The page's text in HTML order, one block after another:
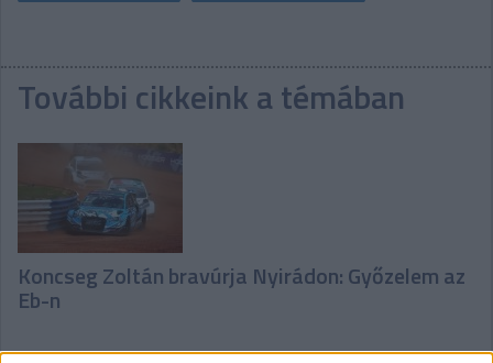
További cikkeink a témában
Koncseg Zoltán bravúrja Nyirádon: Győzelem az
Eb-n